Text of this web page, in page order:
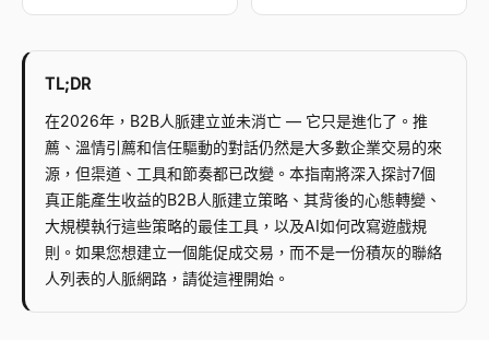
TL;DR
在2026年，B2B人脈建立並未消亡 — 它只是進化了。推
薦、溫情引薦和信任驅動的對話仍然是大多數企業交易的來
源，但渠道、工具和節奏都已改變。本指南將深入探討7個
真正能產生收益的B2B人脈建立策略、其背後的心態轉變、
大規模執行這些策略的最佳工具，以及AI如何改寫遊戲規
則。如果您想建立一個能促成交易，而不是一份積灰的聯絡
人列表的人脈網路，請從這裡開始。